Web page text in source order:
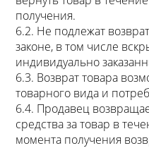
получения.
6.2. Не подлежат
законе, в том числе
индивидуально
6.3. Возврат товара
товарного вида и
6.4. Продавец
средства за товар в
момента получения